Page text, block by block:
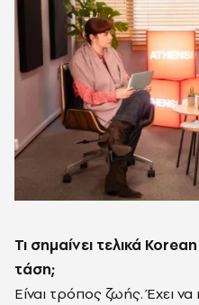
Τι σημαίνει τελικά Korean
τάση;
Είναι τρόπος ζωής. Έχει